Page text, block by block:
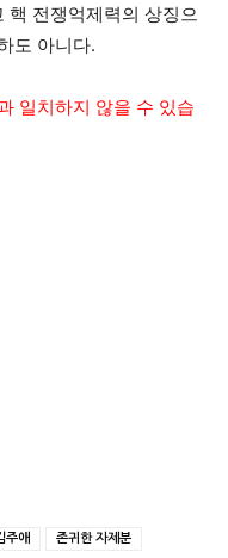
핵 전쟁억제력의 상징으
도 아니다.
일치하지 않을 수 있습
주애 존귀한 자제분